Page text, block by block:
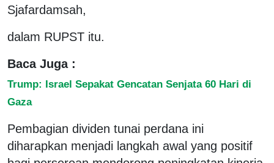
Sjafardamsah,
dalam RUPST itu.
Baca Juga :
Trump: Israel Sepakat Gencatan Senjata 60 Hari di
Gaza
Pembagian dividen tunai perdana ini
diharapkan menjadi langkah awal yang positif